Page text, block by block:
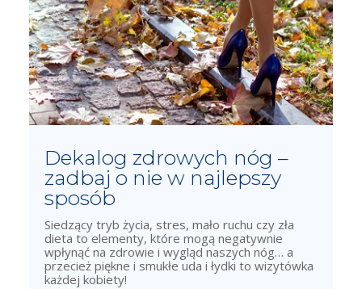
Dekalog zdrowych nóg –
zadbaj o nie w najlepszy
sposób
Siedzący tryb życia, stres, mało ruchu czy zła
dieta to elementy, które mogą negatywnie
wpłynąć na zdrowie i wygląd naszych nóg… a
przecież piękne i smukłe uda i łydki to wizytówka
każdej kobiety!